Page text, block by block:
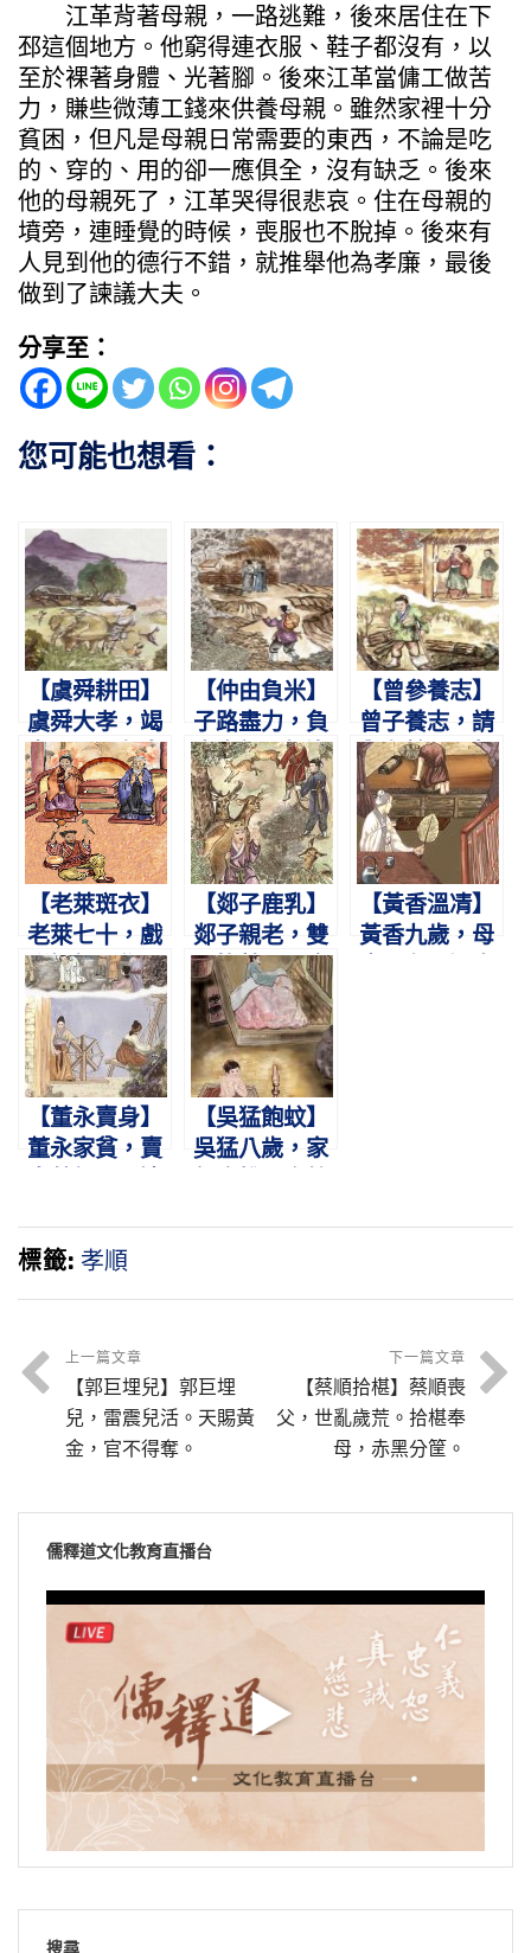
江革背著母親，一路逃難，後來居住在下
邳這個地方。他窮得連衣服、鞋子都沒有，以
至於裸著身體、光著腳。後來江革當傭工做苦
力，賺些微薄工錢來供養母親。雖然家裡十分
貧困，但凡是母親日常需要的東西，不論是吃
的、穿的、用的卻一應俱全，沒有缺乏。後來
他的母親死了，江革哭得很悲哀。住在母親的
墳旁，連睡覺的時候，喪服也不脫掉。後來有
人見到他的德行不錯，就推舉他為孝廉，最後
做到了諫議大夫。
分享至：
您可能也想看：
【虞舜耕田】
虞舜大孝，竭
力于田。象鳥
相助，孝感動
天。
【仲由負米】
子路盡力，負
米奉親。親沒
仕楚，歎不及
貧。
【曾參養志】
曾子養志，請
與有餘。母齧
其指，負薪歸
廬。
【老萊斑衣】
老萊七十，戲
彩娛親。作嬰
兒狀，爛漫天
真
【郯子鹿乳】
郯子親老，雙
目皆瞽。入鹿
群中，為取鹿
乳。
【黃香溫凊】
黃香九歲，母
【董永賣身】
董永家貧，賣
緡。
【吳猛飽蚊】
吳猛八歲，家
標籤: 孝順
上一篇文章
【郭巨埋兒】郭巨埋
兒，雷震兒活。天賜黃
金，官不得奪。
下一篇文章
【蔡順拾椹】蔡順喪
父，世亂歲荒。拾椹奉
母，赤黑分筐。
儒釋道文化教育直播台